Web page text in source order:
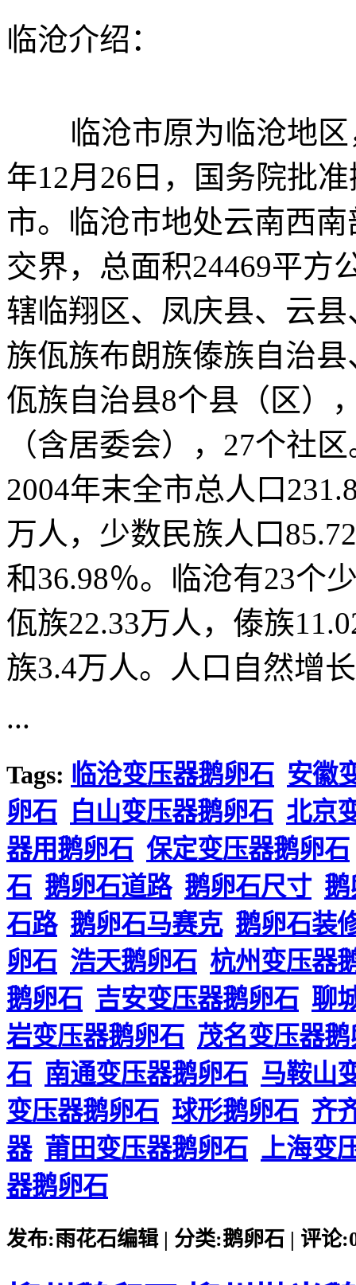
临沧介绍：
临沧市原为临沧地区
年12月26日，国务院批
市。临沧市地处云南西
交界，总面积24469平方
辖临翔区、凤庆县、云
族佤族布朗族傣族自治
佤族自治县8个县（区）
（含居委会），27个社
2004年末全市总人口
万人，少数民族人口
和36.98％。临沧有23个
佤族22.33万人，傣族
族3.4万人。人口自然增
...
Tags: 临沧变压器鹅卵石 安徽
卵石 白山变压器鹅卵石 北京
器用鹅卵石 保定变压器鹅卵石
石 鹅卵石道路 鹅卵石尺寸 鹅
石路 鹅卵石马赛克 鹅卵石装
卵石 浩天鹅卵石 杭州变压器
鹅卵石 吉安变压器鹅卵石 聊
岩变压器鹅卵石 茂名变压器
石 南通变压器鹅卵石 马鞍山
变压器鹅卵石 球形鹅卵石 齐
器 莆田变压器鹅卵石 上海变
器鹅卵石
发布:雨花石编辑 | 分类:鹅卵石 | 评论